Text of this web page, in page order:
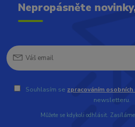
Nepropásněte
Souhlasím se zpracováním osobních
newsletteru.
Můžete se kdykoli odhlásit.